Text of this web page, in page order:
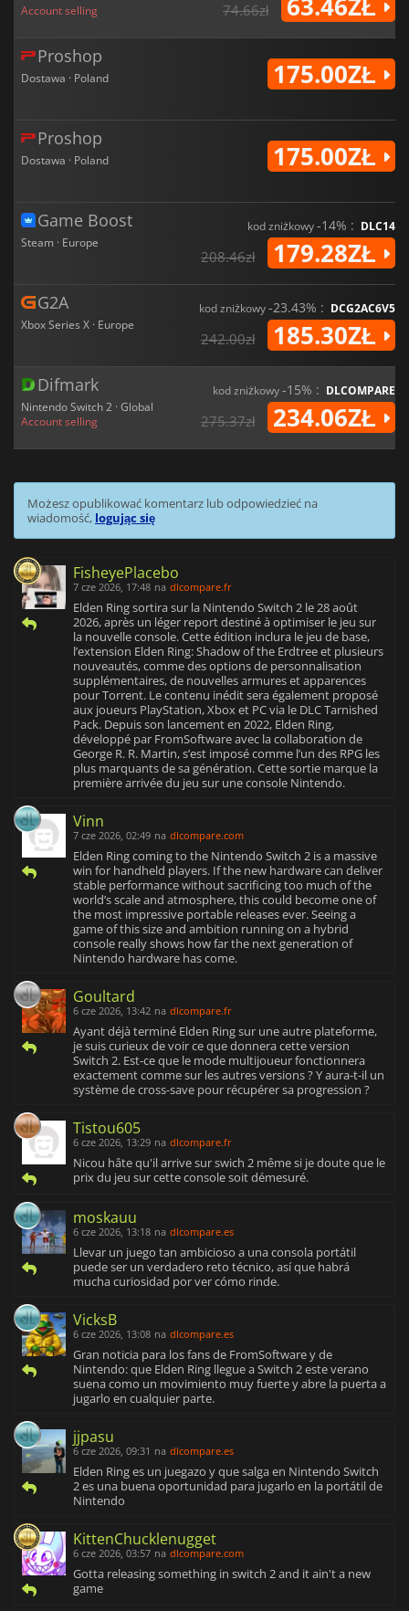
Account selling
74.66zł 63.46ZŁ
Proshop
Dostawa · Poland 175.00ZŁ
Proshop
Dostawa · Poland 175.00ZŁ
Game Boost
Steam · Europe
kod zniżkowy-14% : DLC14
208.46zł 179.28ZŁ
G2A
Xbox Series X · Europe
kod zniżkowy-23.43% : DCG2AC6V5
242.00zł 185.30ZŁ
Difmark
Nintendo Switch 2 · Global
Account selling
kod zniżkowy-15% : DLCOMPARE
275.37zł 234.06ZŁ
Możesz opublikować komentarz lub odpowiedzieć na
wiadomość, logując się
FisheyePlacebo
7 cze 2026, 17:48 na dlcompare.fr
Elden Ring sortira sur la Nintendo Switch 2 le 28 août
2026, après un léger report destiné à optimiser le jeu sur
la nouvelle console. Cette édition inclura le jeu de base,
l’extension Elden Ring: Shadow of the Erdtree et plusieurs
nouveautés, comme des options de personnalisation
supplémentaires, de nouvelles armures et apparences
pour Torrent. Le contenu inédit sera également proposé
aux joueurs PlayStation, Xbox et PC via le DLC Tarnished
Pack. Depuis son lancement en 2022, Elden Ring,
développé par FromSoftware avec la collaboration de
George R. R. Martin, s’est imposé comme l’un des RPG les
plus marquants de sa génération. Cette sortie marque la
première arrivée du jeu sur une console Nintendo.
Vinn
7 cze 2026, 02:49 na dlcompare.com
Elden Ring coming to the Nintendo Switch 2 is a massive
win for handheld players. If the new hardware can deliver
stable performance without sacrificing too much of the
world’s scale and atmosphere, this could become one of
the most impressive portable releases ever. Seeing a
game of this size and ambition running on a hybrid
console really shows how far the next generation of
Nintendo hardware has come.
Goultard
6 cze 2026, 13:42 na dlcompare.fr
Ayant déjà terminé Elden Ring sur une autre plateforme,
je suis curieux de voir ce que donnera cette version
Switch 2. Est-ce que le mode multijoueur fonctionnera
exactement comme sur les autres versions ? Y aura-t-il un
système de cross-save pour récupérer sa progression ?
Tistou605
6 cze 2026, 13:29 na dlcompare.fr
Nicou hâte qu'il arrive sur swich 2 même si je doute que le
prix du jeu sur cette console soit démesuré.
moskauu
6 cze 2026, 13:18 na dlcompare.es
Llevar un juego tan ambicioso a una consola portátil
puede ser un verdadero reto técnico, así que habrá
mucha curiosidad por ver cómo rinde.
VicksB
6 cze 2026, 13:08 na dlcompare.es
Gran noticia para los fans de FromSoftware y de
Nintendo: que Elden Ring llegue a Switch 2 este verano
suena como un movimiento muy fuerte y abre la puerta a
jugarlo en cualquier parte.
jjpasu
6 cze 2026, 09:31 na dlcompare.es
Elden Ring es un juegazo y que salga en Nintendo Switch
2 es una buena oportunidad para jugarlo en la portátil de
Nintendo
KittenChucklenugget
6 cze 2026, 03:57 na dlcompare.com
Gotta releasing something in switch 2 and it ain't a new
game